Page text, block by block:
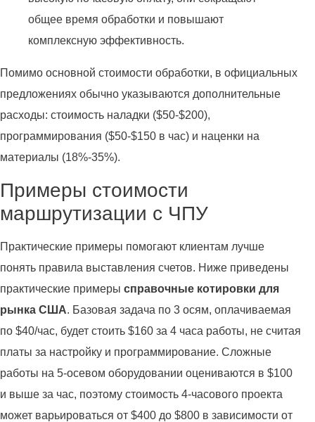
общее время обработки и повышают
комплексную эффективность.
Помимо основной стоимости обработки, в официальных
предложениях обычно указываются дополнительные
расходы: стоимость наладки ($50-$200),
программирования ($50-$150 в час) и наценки на
материалы (18%-35%).
Примеры стоимости
маршрутизации с ЧПУ
Практические примеры помогают клиентам лучше
понять правила выставления счетов. Ниже приведены
практические примеры справочные котировки для
рынка США. Базовая задача по 3 осям, оплачиваемая
по $40/час, будет стоить $160 за 4 часа работы, не считая
платы за настройку и программирование. Сложные
работы на 5-осевом оборудовании оцениваются в $100
и выше за час, поэтому стоимость 4-часового проекта
может варьироваться от $400 до $800 в зависимости от